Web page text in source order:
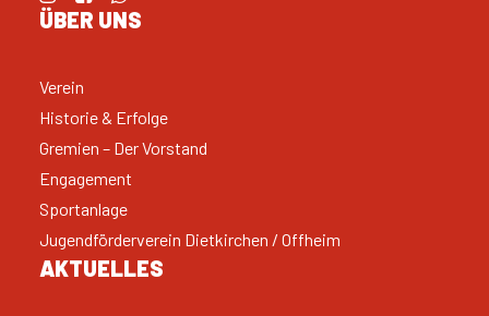
ÜBER UNS
Verein
Historie & Erfolge
Gremien – Der Vorstand
Engagement
Sportanlage
Jugendförderverein Dietkirchen / Offheim
AKTUELLES